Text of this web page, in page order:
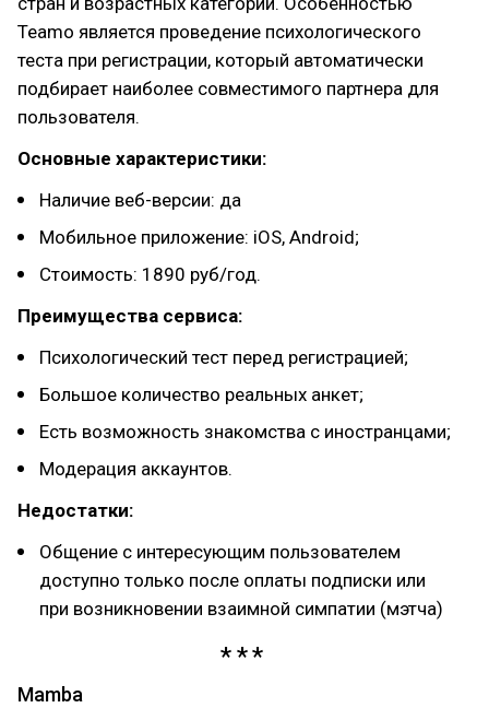
Teamo является проведение психологического
теста при регистрации, который автоматически
подбирает наиболее совместимого партнера для
пользователя.
Основные характеристики:
Наличие веб-версии: да
Мобильное приложение: iOS, Android;
Стоимость: 1890 руб/год.
Преимущества сервиса:
Психологический тест перед регистрацией;
Большое количество реальных анкет;
Есть возможность знакомства с иностранцами;
Модерация аккаунтов.
Недостатки:
Общение с интересующим пользователем
доступно только после оплаты подписки или
при возникновении взаимной симпатии (мэтча)
Mamba